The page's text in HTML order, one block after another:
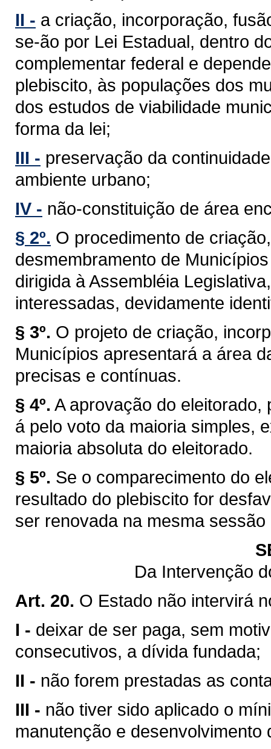
II - a criação, incorporação,
se-ão por Lei Estadual, dentro
complementar federal e
plebiscito, às populações dos
dos estudos de viabilidade
forma da lei;
III - preservação da
ambiente urbano;
IV - não-constituição de área
§ 2º. O procedimento de
desmembramento de
dirigida à Assembléia
interessadas, devidamente
§ 3º. O projeto de criação,
Municípios apresentará a área
precisas e contínuas.
§ 4º. A aprovação do eleitorado,
á pelo voto da maioria simples,
maioria absoluta do eleitorado.
§ 5º. Se o comparecimento do
resultado do plebiscito for
ser renovada na mesma sessão
Da Intervenção
Art. 20. O Estado não intervirá
I - deixar de ser paga, sem
consecutivos, a dívida fundada;
II - não forem prestadas as
III - não tiver sido aplicado o
manutenção e desenvolvimento